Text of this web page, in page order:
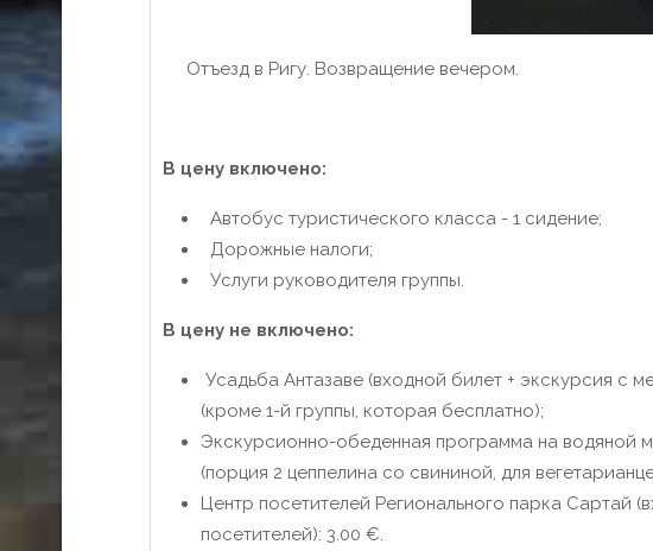
Отъезд в Ригу. Возвращение вечером.
В цену включено:
Автобус туристического класса - 1 сидение;
Дорожные налоги;
Услуги руководителя группы.
В цену не включено:
Усадьба Антазаве (входной билет + экскурсия с
(кроме 1-й группы, которая бесплатно);
Экскурсионно-обеденная программа на водяной
(порция 2 цеппелина со свининой, для
Центр посетителей Регионального парка Сартай
посетителей): 3.00 €.